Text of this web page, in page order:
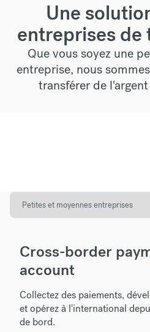
Une
entreprises de
Que vous soyez une
entreprise, nous
transférer de
Cross-border
account
Collectez des paiements,
et opérez à l'international
de bord.